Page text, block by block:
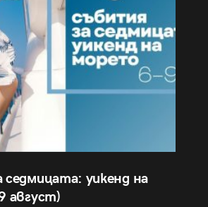
уикенд на
август)